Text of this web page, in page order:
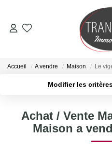
Accueil A vendre Maison Le
Modifier les
Sélectionnez...
Type de bien
Achat / Vente
Maison a